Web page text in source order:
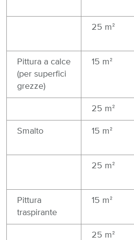
25 mᒾ
Pittura a calce
(per superfici
grezze)
15 mᒾ
25 mᒾ
Smalto 15 mᒾ
25 mᒾ
Pittura
traspirante
15 mᒾ
25 mᒾ